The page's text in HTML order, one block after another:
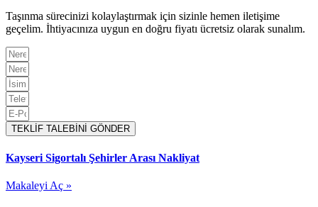
Taşınma sürecinizi kolaylaştırmak için sizinle hemen iletişime
geçelim. İhtiyacınıza uygun en doğru fiyatı ücretsiz olarak sunalım.
TEKLİF TALEBİNİ GÖNDER
Kayseri Sigortalı Şehirler Arası Nakliyat
Makaleyi Aç »